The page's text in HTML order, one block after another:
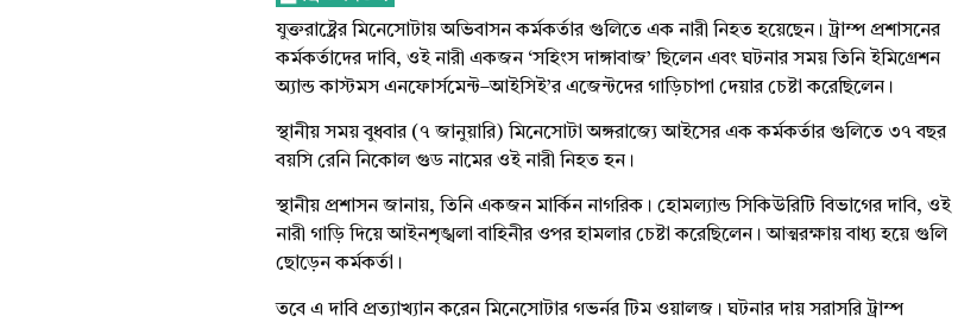
যুক্তরাষ্ট্রের মিনেসোটায় অভিবাসন কর্মকর্তার গুলিতে এক নারী নিহত হয়েছেন। ট্রাম্প প্রশাসনের
কর্মকর্তাদের দাবি, ওই নারী একজন ‘সহিংস দাঙ্গাবাজ’ ছিলেন এবং ঘটনার সময় তিনি ইমিগ্রেশন
অ্যান্ড কাস্টমস এনফোর্সমেন্ট–আইসিই’র এজেন্টদের গাড়িচাপা দেয়ার চেষ্টা করেছিলেন।
স্থানীয় সময় বুধবার (৭ জানুয়ারি) মিনেসোটা অঙ্গরাজ্যে আইসের এক কর্মকর্তার গুলিতে ৩৭ বছর
বয়সি রেনি নিকোল গুড নামের ওই নারী নিহত হন।
স্থানীয় প্রশাসন জানায়, তিনি একজন মার্কিন নাগরিক। হোমল্যান্ড সিকিউরিটি বিভাগের দাবি, ওই
নারী গাড়ি দিয়ে আইনশৃঙ্খলা বাহিনীর ওপর হামলার চেষ্টা করেছিলেন। আত্মরক্ষায় বাধ্য হয়ে গুলি
ছোড়েন কর্মকর্তা।
তবে এ দাবি প্রত্যাখ্যান করেন মিনেসোটার গভর্নর টিম ওয়ালজ। ঘটনার দায় সরাসরি ট্রাম্প